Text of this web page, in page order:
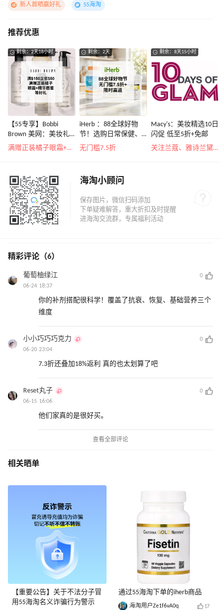
新人首晒赢好礼 55海淘
推荐优惠
剩余：2天18小时
【55专享】Bobbi
Brown 美网：美妆礼
遇！满$150立省$50
满赠正装橘子眼霜+精华唇蜜等好礼
剩余：2天
iHerb ：88全球好物
节！选购日常保健、
健身补剂、护肤洗护
无门槛7.5折
剩余：8天15小时
Macy's：美妆精选10日
闪促 低至5折+免邮
关注兰蔻、雅诗兰黛等 每日更新
海淘小顾问
精彩评论（6）
葡萄柚绿江
0
06-24 18:37
你的补剂搭配很科学！覆盖了抗衰、恢复、基础营养三个
维度
小小巧巧巧克力
0
06-20 23:04
7.3折还叠加18%返利 真的也太划算了吧
Reset丸子
0
06-15 16:06
他们家真的是很好买。
查看全部评论
相关晒单
【重要公告】关于不法分子冒
用55海淘名义诈骗行为警示
通过55海淘下单的iherb商品
海淘用户Ze1f6vA0q 17